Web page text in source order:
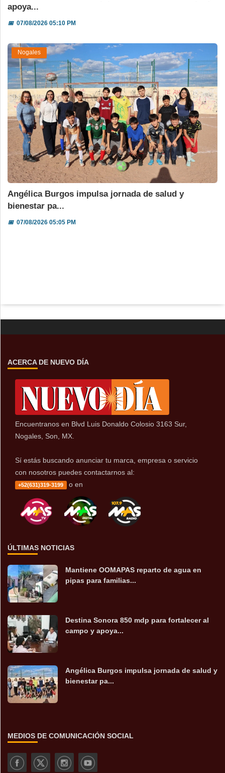
apoya...
📅07/08/2026 05:10 PM
Nogales
Angélica Burgos impulsa jornada de salud y
bienestar pa...
📅07/08/2026 05:05 PM
ACERCA DE NUEVO DÍA
Encuentranos en Blvd Luis Donaldo Colosio 3163 Sur,
Nogales, Son, MX.
Sí estás buscando anunciar tu marca, empresa o servicio
con nosotros puedes contactarnos al:
+52(631)319-3199 o en
ÚLTIMAS NOTICIAS
Mantiene OOMAPAS reparto de agua en
pipas para familias...
Destina Sonora 850 mdp para fortalecer al
campo y apoya...
Angélica Burgos impulsa jornada de salud y
bienestar pa...
MEDIOS DE COMUNICACIÓN SOCIAL